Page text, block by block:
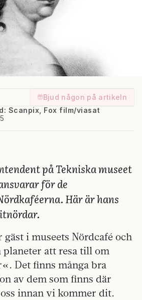
Bjud någon på artikeln
Scanpix, Fox film/viasat
på Tekniska museet
för de
Här är hans
gäst i museets Nördcafé och
planeter att resa till om
Det finns många bra
av dem som finns där
innan vi kommer dit.